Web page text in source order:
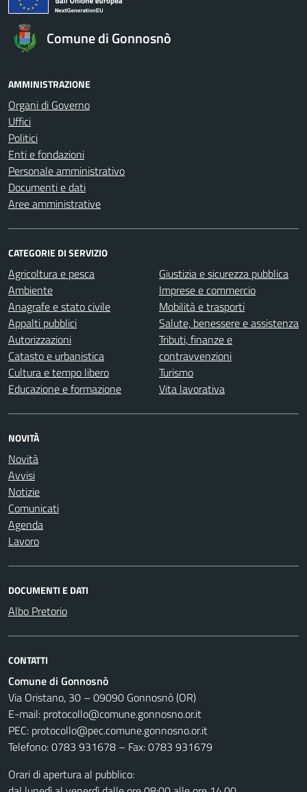
Comune di Gonnosnò
AMMINISTRAZIONE
Organi di Governo
Uffici
Politici
Enti e fondazioni
Personale amministrativo
Documenti e dati
Aree amministrative
CATEGORIE DI SERVIZIO
Agricoltura e pesca
Ambiente
Anagrafe e stato civile
Appalti pubblici
Autorizzazioni
Catasto e urbanistica
Cultura e tempo libero
Educazione e formazione
Giustizia e sicurezza pubblica
Imprese e commercio
Mobilità e trasporti
Salute, benessere e assistenza
Tributi, finanze e
contravvenzioni
Turismo
Vita lavorativa
NOVITÀ
Novità
Avvisi
Notizie
Comunicati
Agenda
Lavoro
DOCUMENTI E DATI
Albo Pretorio
CONTATTI
Comune di Gonnosnò
Via Oristano, 30 – 09090 Gonnosnò (OR)
E-mail: protocollo@comune.gonnosno.or.it
PEC: protocollo@pec.comune.gonnosno.or.it
Telefono: 0783 931678 – Fax: 0783 931679
Orari di apertura al pubblico: